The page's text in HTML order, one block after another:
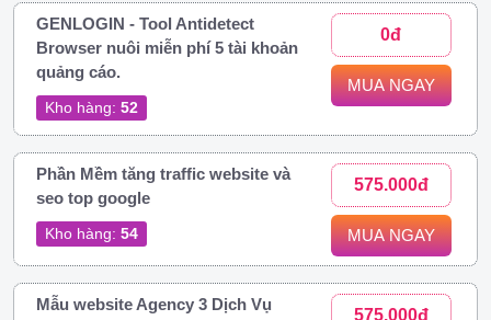
GENLOGIN - Tool Antidetect
Browser nuôi miễn phí 5 tài khoản
quảng cáo.
Kho hàng: 52
0đ
MUA NGAY
Phần Mềm tăng traffic website và
seo top google
Kho hàng: 54
575.000đ
MUA NGAY
Mẫu website Agency 3 Dịch Vụ
575.000đ